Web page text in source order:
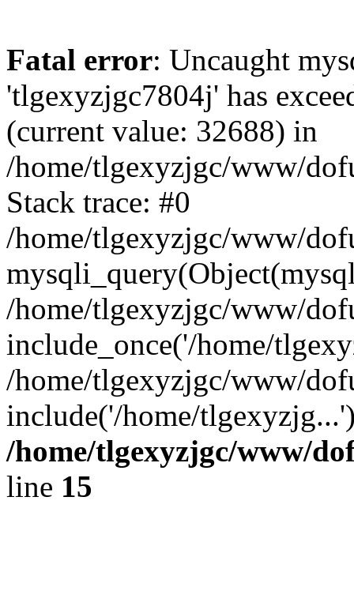
Fatal error: Uncaught
'tlgexyzjgc7804j' has
(current value: 32688) in
/home/tlgexyzjgc/www/
Stack trace: #0
/home/tlgexyzjgc/www/
/home/tlgexyzjgc/www/
include_once('/home/
/home/tlgexyzjgc/www/
include('/home/
/home/tlgexyzjgc/www/
line 15